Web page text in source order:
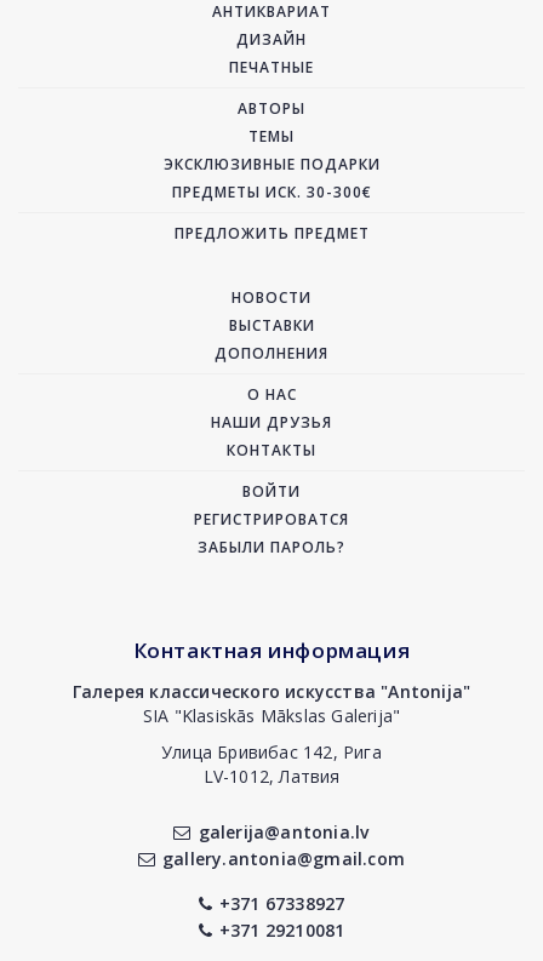
АНТИКВАРИАТ
ДИЗАЙН
ПЕЧАТНЫЕ
АВТОРЫ
ТЕМЫ
ЭКСКЛЮЗИВНЫЕ ПОДАРКИ
ПРЕДМЕТЫ ИСК. 30-300€
ПРЕДЛОЖИТЬ ПРЕДМЕТ
НОВОСТИ
ВЫСТАВКИ
ДОПОЛНЕНИЯ
О НАС
НАШИ ДРУЗЬЯ
КОНТАКТЫ
ВОЙТИ
РЕГИСТРИРОВАТСЯ
ЗАБЫЛИ ПАРОЛЬ?
Контактная информация
Галерея классического искусства "Antonija"
SIA "Klasiskās Mākslas Galerija"
Улица Бривибас 142, Рига
LV-1012, Латвия
galerija@antonia.lv
gallery.antonia@gmail.com
+371 67338927
+371 29210081